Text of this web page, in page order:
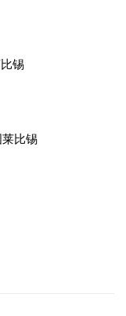
锡
比锡